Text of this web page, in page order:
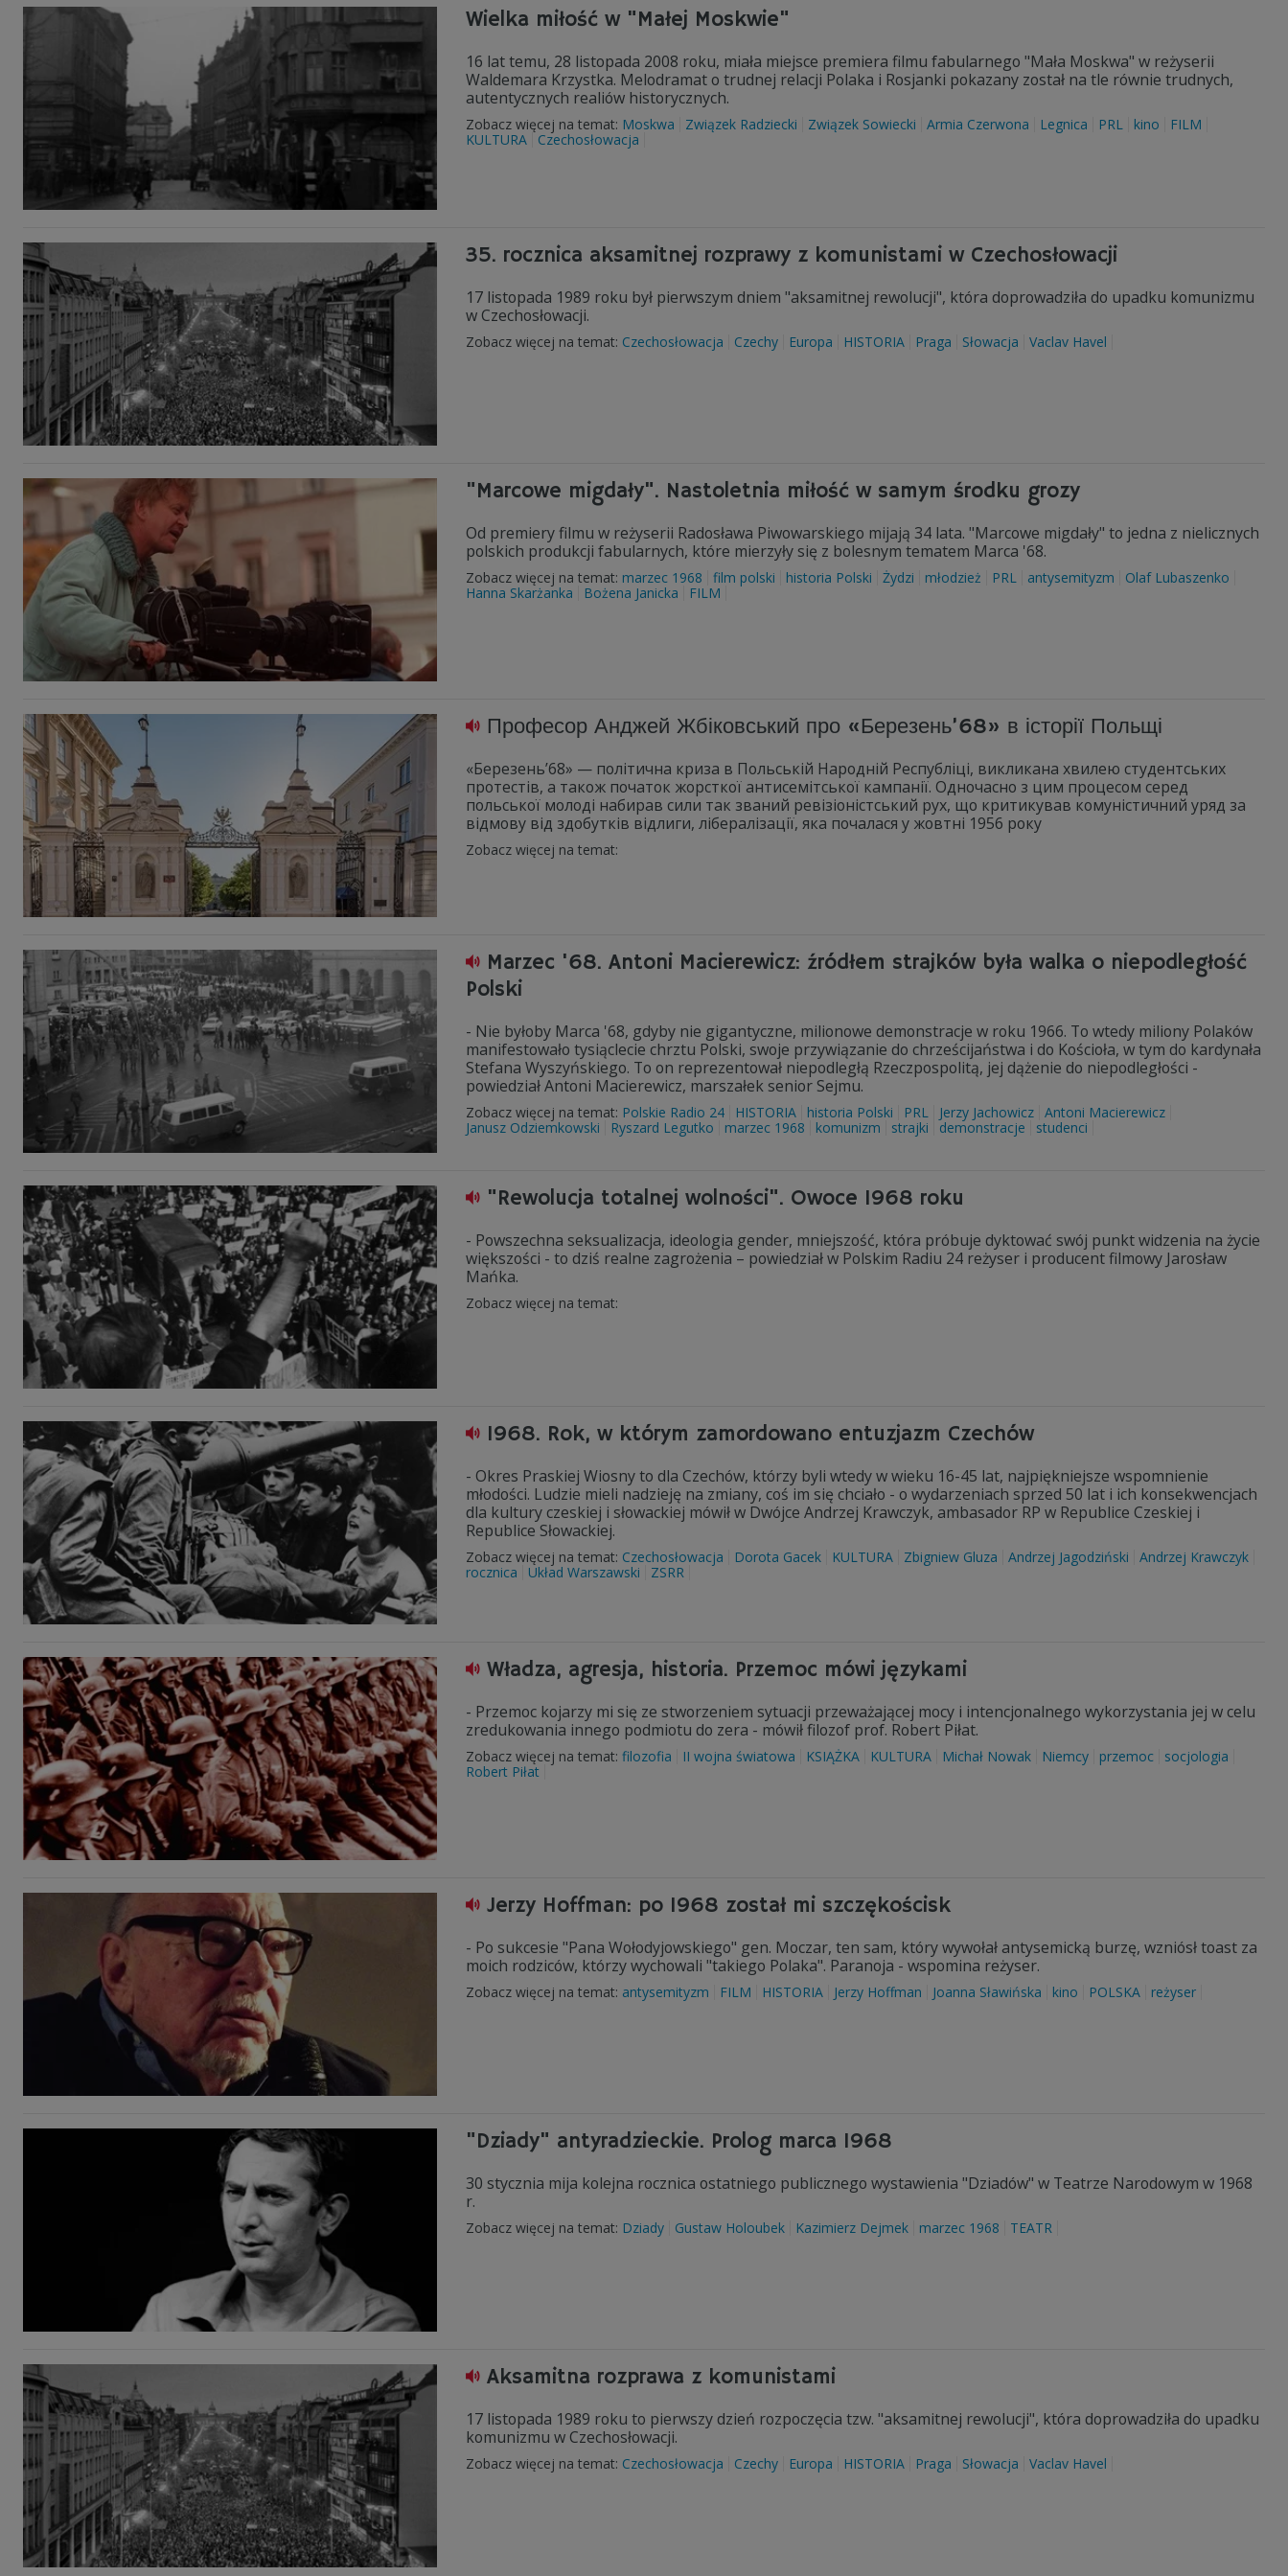
Wielka miłość w "Małej Moskwie"
16 lat temu, 28 listopada 2008 roku, miała miejsce premiera filmu fabularnego "Mała Moskwa" w reżyserii
Waldemara Krzystka. Melodramat o trudnej relacji Polaka i Rosjanki pokazany został na tle równie trudnych,
autentycznych realiów historycznych.
Zobacz więcej na temat: Moskwa Związek Radziecki Związek Sowiecki Armia Czerwona Legnica PRL kino
FILM
KULTURA
Czechosłowacja
35. rocznica aksamitnej rozprawy z komunistami w Czechosłowacji
17 listopada 1989 roku był pierwszym dniem "aksamitnej rewolucji", która doprowadziła do upadku komunizmu
w Czechosłowacji.
Zobacz więcej na temat: Czechosłowacja Czechy Europa HISTORIA Praga Słowacja Vaclav Havel
"Marcowe migdały". Nastoletnia miłość w samym środku grozy
Od premiery filmu w reżyserii Radosława Piwowarskiego mijają 34 lata. "Marcowe migdały" to jedna z nielicznych
polskich produkcji fabularnych, które mierzyły się z bolesnym tematem Marca '68.
Zobacz więcej na temat: marzec 1968 film polski historia Polski Żydzi młodzież PRL antysemityzm
Olaf Lubaszenko
Hanna Skarżanka
Bożena Janicka FILM
Професор Анджей Жбіковський про «Березень’68» в історії Польщі
«Березень’68» — політична криза в Польській Народній Республіці, викликана хвилею студентських
протестів, а також початок жорсткої антисемітської кампанії. Одночасно з цим процесом серед
польської молоді набирав сили так званий ревізіоністський рух, що критикував комуністичний уряд за
відмову від здобутків відлиги, лібералізації, яка почалася у жовтні 1956 року
Zobacz więcej na temat:
Marzec '68. Antoni Macierewicz: źródłem strajków była walka o niepodległość
Polski
- Nie byłoby Marca '68, gdyby nie gigantyczne, milionowe demonstracje w roku 1966. To wtedy miliony Polaków
manifestowało tysiąclecie chrztu Polski, swoje przywiązanie do chrześcijaństwa i do Kościoła, w tym do kardynała
Stefana Wyszyńskiego. To on reprezentował niepodległą Rzeczpospolitą, jej dążenie do niepodległości -
powiedział Antoni Macierewicz, marszałek senior Sejmu.
Zobacz więcej na temat: Polskie Radio 24 HISTORIA historia Polski PRL Jerzy Jachowicz Antoni Macierewicz
Janusz Odziemkowski
Ryszard Legutko marzec 1968 komunizm strajki demonstracje studenci
"Rewolucja totalnej wolności". Owoce 1968 roku
- Powszechna seksualizacja, ideologia gender, mniejszość, która próbuje dyktować swój punkt widzenia na życie
większości - to dziś realne zagrożenia – powiedział w Polskim Radiu 24 reżyser i producent filmowy Jarosław
Mańka.
Zobacz więcej na temat:
1968. Rok, w którym zamordowano entuzjazm Czechów
- Okres Praskiej Wiosny to dla Czechów, którzy byli wtedy w wieku 16-45 lat, najpiękniejsze wspomnienie
młodości. Ludzie mieli nadzieję na zmiany, coś im się chciało - o wydarzeniach sprzed 50 lat i ich konsekwencjach
dla kultury czeskiej i słowackiej mówił w Dwójce Andrzej Krawczyk, ambasador RP w Republice Czeskiej i
Republice Słowackiej.
Zobacz więcej na temat: Czechosłowacja Dorota Gacek KULTURA Zbigniew Gluza Andrzej Jagodziński
Andrzej Krawczyk
rocznica
Układ Warszawski ZSRR
Władza, agresja, historia. Przemoc mówi językami
- Przemoc kojarzy mi się ze stworzeniem sytuacji przeważającej mocy i intencjonalnego wykorzystania jej w celu
zredukowania innego podmiotu do zera - mówił filozof prof. Robert Piłat.
Zobacz więcej na temat: filozofia II wojna światowa KSIĄŻKA KULTURA Michał Nowak Niemcy przemoc
socjologia
Robert Piłat
Jerzy Hoffman: po 1968 został mi szczękościsk
- Po sukcesie "Pana Wołodyjowskiego" gen. Moczar, ten sam, który wywołał antysemicką burzę, wzniósł toast za
moich rodziców, którzy wychowali "takiego Polaka". Paranoja - wspomina reżyser.
Zobacz więcej na temat: antysemityzm FILM HISTORIA Jerzy Hoffman Joanna Sławińska kino POLSKA reżyser
"Dziady" antyradzieckie. Prolog marca 1968
30 stycznia mija kolejna rocznica ostatniego publicznego wystawienia "Dziadów" w Teatrze Narodowym w 1968
r.
Zobacz więcej na temat: Dziady Gustaw Holoubek Kazimierz Dejmek marzec 1968 TEATR
Aksamitna rozprawa z komunistami
17 listopada 1989 roku to pierwszy dzień rozpoczęcia tzw. "aksamitnej rewolucji", która doprowadziła do upadku
komunizmu w Czechosłowacji.
Zobacz więcej na temat: Czechosłowacja Czechy Europa HISTORIA Praga Słowacja Vaclav Havel